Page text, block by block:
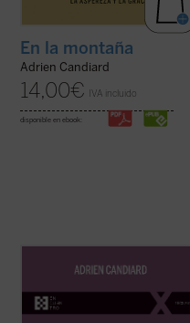
En la montaña
Adrien Candiard
14,00€ IVA incluido
disponible en ebook:
últimas décadas del siglo XX, el dominico
en un mundo firme y tranquilizador que, de
modo casi repentino, se ha hundido en el